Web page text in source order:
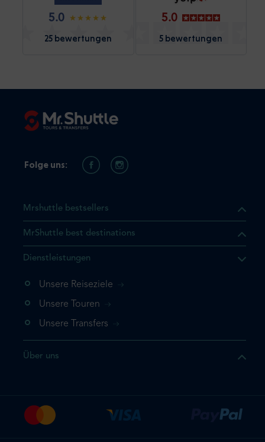
5.0
25 bewertungen
5.0
5 bewertungen
dass sich das Produkt, das
Warenkorb befindet.
einmal hinzufügen
ein weiteres Mal
Mrshuttle bestsellers
MrShuttle best destinations
Dienstleistungen
Unsere Reiseziele
Unsere Touren
Unsere Transfers
Über uns
Folge uns: